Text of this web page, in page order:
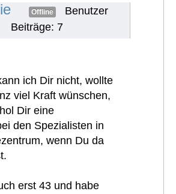
Offline
Benutzer
Beiträge: 7
ich Dir nicht, wollte
viel Kraft wünschen,
Dir eine
den Spezialisten in
wenn Du da
erst 43 und habe